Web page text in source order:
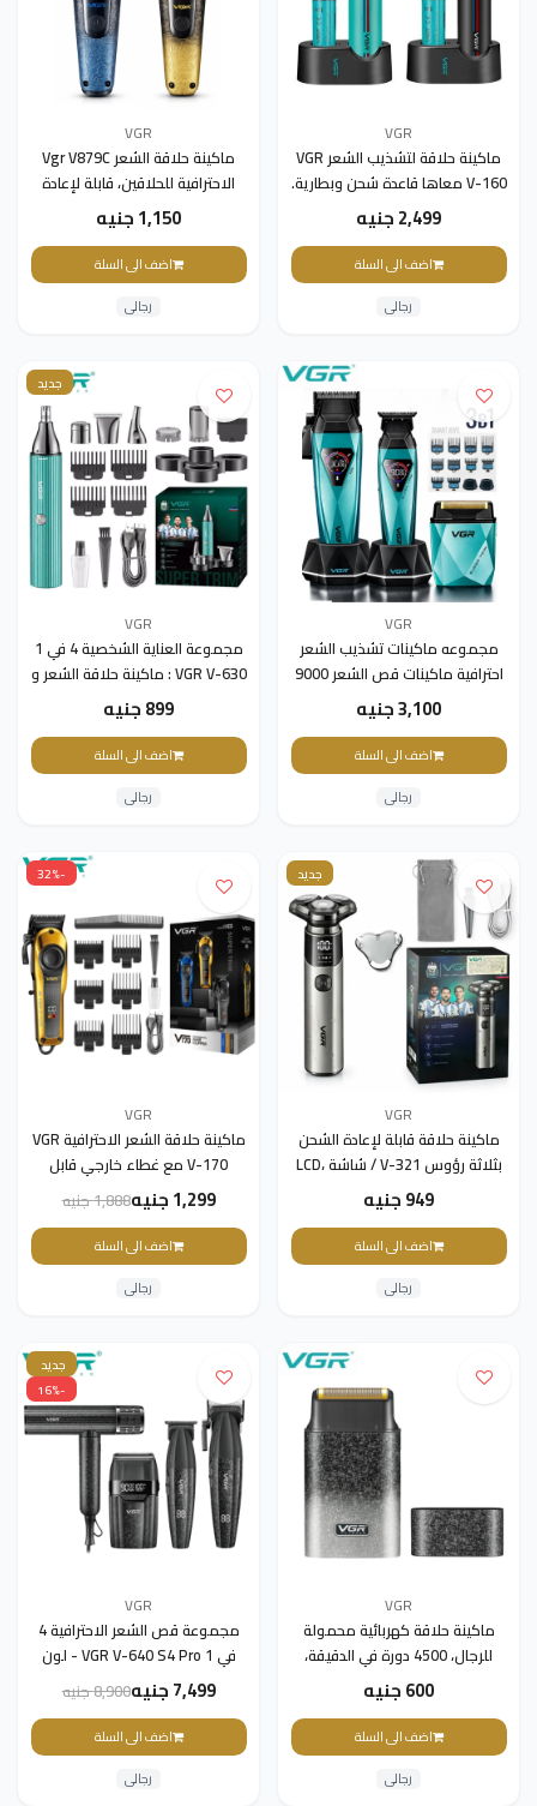
VGR
ماكينة حلاقة لتشذيب الشعر VGR
V-160 معاها قاعدة شحن وبطارية.
2,499 جنيه
اضف الى السلة
رجالى
VGR
ماكينة حلاقة الشعر Vgr V879C
الاحترافية للحلاقين، قابلة لإعادة
الشحن، لاسلكية للرجال
1,150 جنيه
اضف الى السلة
رجالى
VGR
مجموعه ماكينات تشذيب الشعر
احترافية ماكينات قص الشعر 9000
دورة في الدقيقة ماكينات تشذيب
الشعر LED ماكينات قص كهربائية
هادئة ماكينة تشذيب شعر للرجال
V-877 S3
3,100 جنيه
اضف الى السلة
رجالى
جديد
VGR
مجموعة العناية الشخصية 4 في 1
VGR V-630 : ماكينة حلاقة الشعر و
تشذيب الأنف و تشذيب اللحية و
الجسم899 جنيه
اضف الى السلة
رجالى
جديد
VGR
ماكينة حلاقة قابلة لإعادة الشحن
بثلاثة رؤوس V-321 / شاشة LCD،
2000 مللي أمبير، مقاومة للماء
بمعيار IPX7
949 جنيه
اضف الى السلة
رجالى
-32%
VGR
ماكينة حلاقة الشعر الاحترافية VGR
V-170 مع غطاء خارجي قابل
للتغيير، ماكينة حلاقة شعر الشعر
واللحية والشارب1,299 جنيه 1,888 جنيه
اضف الى السلة
رجالى
VGR
ماكينة حلاقة كهربائية محمولة
للرجال، 4500 دورة في الدقيقة،
600 جنيه
اضف الى السلة
رجالى
جديد
-16%
VGR
مجموعة قص الشعر الاحترافية 4
في 1 VGR V-640 S4 Pro - لون
اسود
7,499 جنيه 8,900 جنيه
اضف الى السلة
رجالى